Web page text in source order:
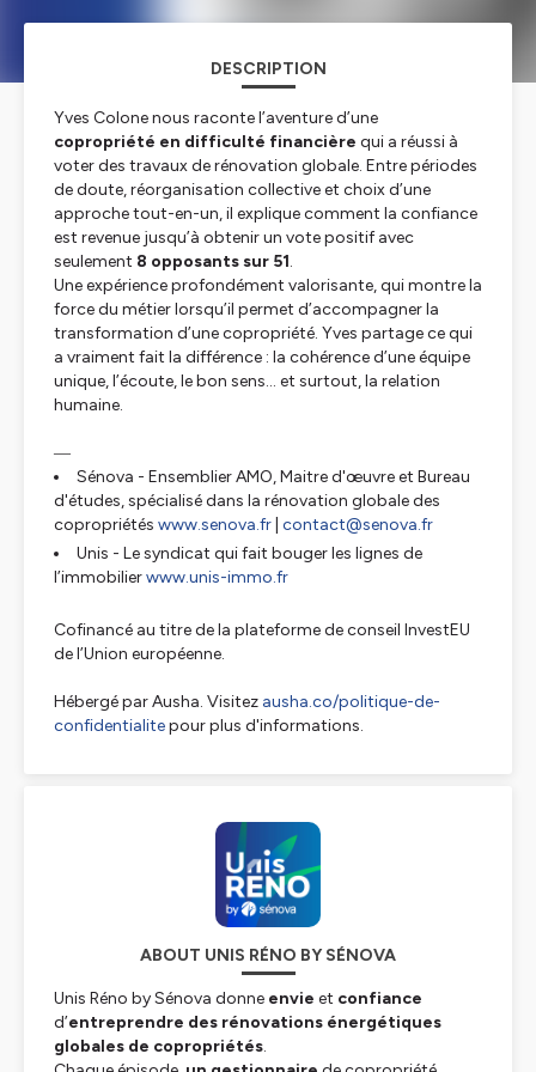
DESCRIPTION
Yves Colone nous raconte l’aventure d’une
copropriété en difficulté financière qui a réussi à
voter des travaux de rénovation globale. Entre périodes
de doute, réorganisation collective et choix d’une
approche tout-en-un, il explique comment la confiance
est revenue jusqu’à obtenir un vote positif avec
seulement 8 opposants sur 51.
Une expérience profondément valorisante, qui montre la
force du métier lorsqu’il permet d’accompagner la
transformation d’une copropriété. Yves partage ce qui
a vraiment fait la différence : la cohérence d’une équipe
unique, l’écoute, le bon sens… et surtout, la relation
humaine.
―
Sénova - Ensemblier AMO, Maitre d'œuvre et Bureau
d'études, spécialisé dans la rénovation globale des
copropriétés www.senova.fr contact@senova.fr
Unis - Le syndicat qui fait bouger les lignes de
l’immobilierwww.unis-immo.fr
Cofinancé au titre de la plateforme de conseil InvestEU
de l’Union européenne.
Hébergé par Ausha. Visitez ausha.co/politique-de-
confidentialitepour plus d'informations.
ABOUT UNIS RÉNO BY SÉNOVA
Unis Réno by Sénova donne envie et confiance
d’entreprendre des rénovations énergétiques
globales de copropriétés.